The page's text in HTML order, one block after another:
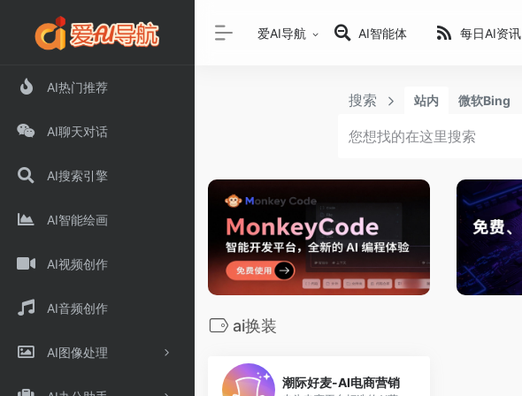
AI热门推荐
AI聊天对话
AI搜索引擎
AI智能绘画
AI视频创作
AI音频创作
AI图像处理
爱AI导航 AI智能体 每日AI资讯
搜索 站内 微软Bing
ai换装
潮际好麦-AI电商营销